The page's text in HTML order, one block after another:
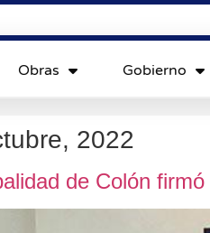
Obras Gobierno
2022
de Colón